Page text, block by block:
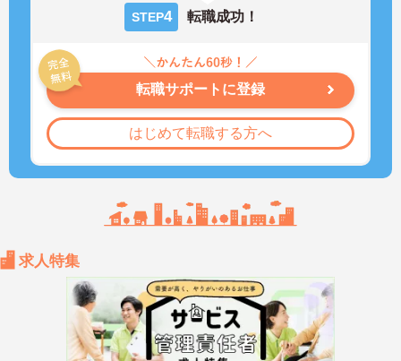
STEP4 転職成功！
転職サポートに登録
はじめて転職する方へ
求人特集